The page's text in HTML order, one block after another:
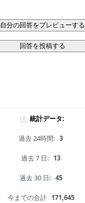
自分の回答をプレビューする
回答を投稿する
統計データ:
過去 24時間: 3
過去 7 日: 13
過去 30 日: 45
今までの合計 171,645